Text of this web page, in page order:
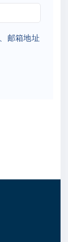
邮箱地址